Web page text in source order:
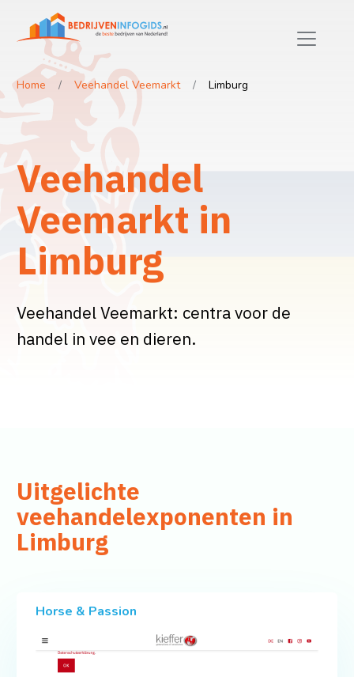
Home Veehandel Veemarkt Limburg
Veehandel
Veemarkt in
Limburg
Veehandel Veemarkt: centra voor de
handel in vee en dieren.
Uitgelichte
veehandelexponenten in
Limburg
Horse & Passion